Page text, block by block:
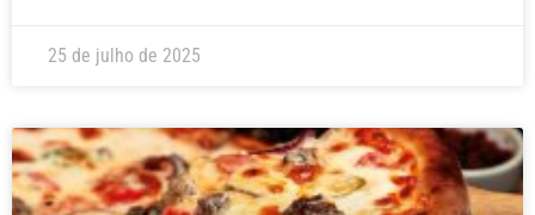
25 de julho de 2025